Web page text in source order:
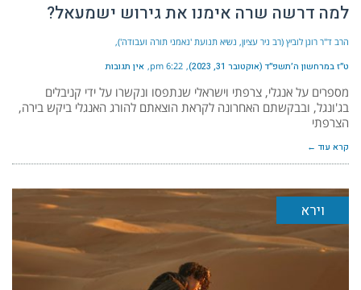
למה דרשה שרה אימנו את גירוש ישמעאל?
הרב ד"ר רונן לוביץ (רב ניר עציון, נשיא תנועת 'נאמני תורה ועבודה')
ט״ז במרחשון ה׳תשפ״ד (אוקטובר 31, 2023) 6:22 pm אין תגובות
מספרים על אנגלי, צרפתי וישראלי שנתפסו ונקשרו על ידי קניבלים
בג'ונגל, ובבקשתם האחרונה לקראת הוצאתם להורג האנגלי ביקש בירה,
הצרפתי
קרא עוד ←
וירא